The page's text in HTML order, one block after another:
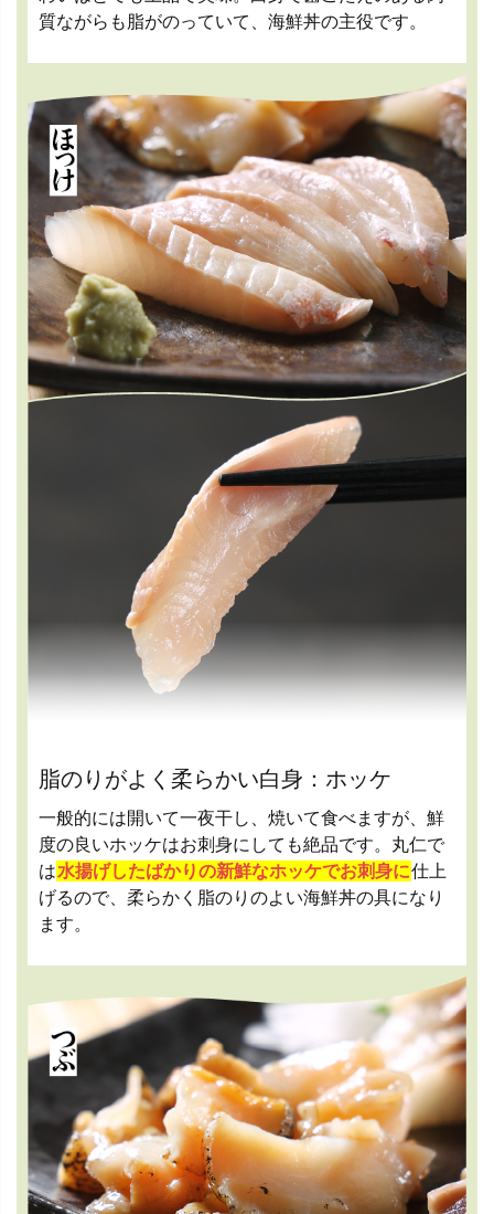
質ながらも脂がのっていて、海鮮丼の主役です。
脂のりがよく柔らかい白身：ホッケ
一般的には開いて一夜干し、焼いて食べますが、鮮
度の良いホッケはお刺身にしても絶品です。丸仁で
は水揚げしたばかりの新鮮なホッケでお刺身に仕上
げるので、柔らかく脂のりのよい海鮮丼の具になり
ます。